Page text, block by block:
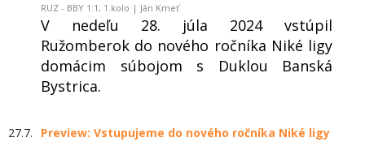
RUZ - BBY 1:1, 1.kolo | Ján Kmeť
V nedeľu 28. júla 2024 vstúpil
Ružomberok do nového ročníka Niké ligy
domácim súbojom s Duklou Banská
Bystrica.
27.7. Preview: Vstupujeme do nového ročníka Niké ligy